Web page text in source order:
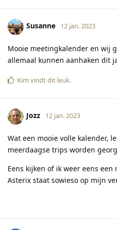
Susanne 12 jan. 2023
Mooie meetingkalender en wij
allemaal kunnen aanhaken dit
Kim vindt dit leuk.
Jozz 12 jan. 2023
Wat een mooie volle kalender,
meerdaagse trips worden
Eens kijken of ik weer eens
Asterix staat sowieso op mijn